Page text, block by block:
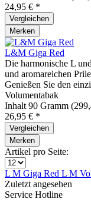
24,95 € *
Vergleichen
Merken
L&M Giga Red
Die harmonische L
und aromareichen
Genießen Sie den
Volumentabak
Inhalt 90 Gramm
26,95 € *
Vergleichen
Merken
Artikel pro Seite:
L M Giga Red L M
Zuletzt angesehen
Service Hotline